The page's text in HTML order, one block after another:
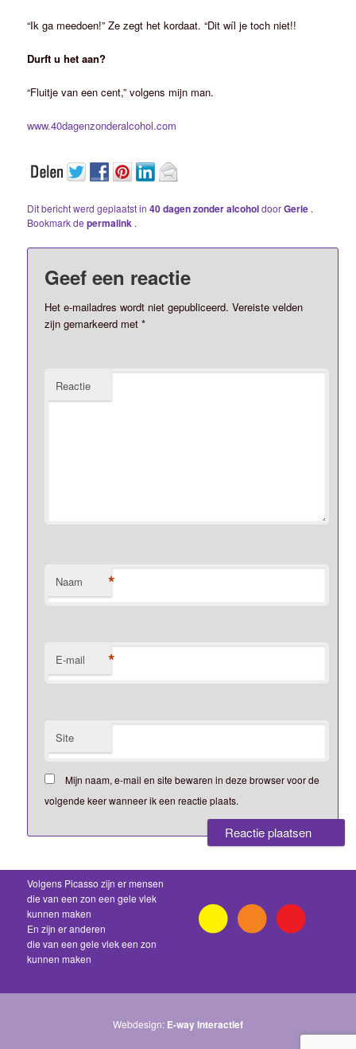
“Ik ga meedoen!” Ze zegt het kordaat. “Dit wíl je toch niet!!
Durft u het aan?
“Fluitje van een cent,” volgens mijn man.
www.40dagenzonderalcohol.com
Dit bericht werd geplaatst in40 dagen zonder alcoholdoorGerie .
Bookmark depermalink .
Geef een reactie
Het e-mailadres wordt niet gepubliceerd. Vereiste velden
zijn gemarkeerd met*
Reactie
Naam *
E-mail *
Site
Mijn naam, e-mail en site bewaren in deze browser voor de
volgende keer wanneer ik een reactie plaats.
Volgens Picasso zijn er mensen
die van een zon een gele vlek
kunnen maken
En zijn er anderen
die van een gele vlek een zon
kunnen maken
Webdesign: E-way Interactief